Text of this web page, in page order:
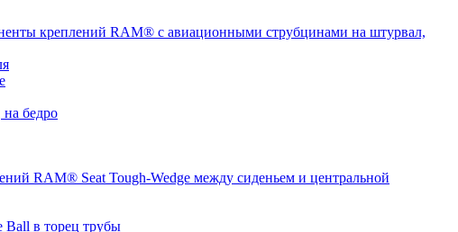
креплений RAM® с авиационными струбцинами на штурвал,
бедро
RAM® Seat Tough-Wedge между сиденьем и центральной
в торец трубы